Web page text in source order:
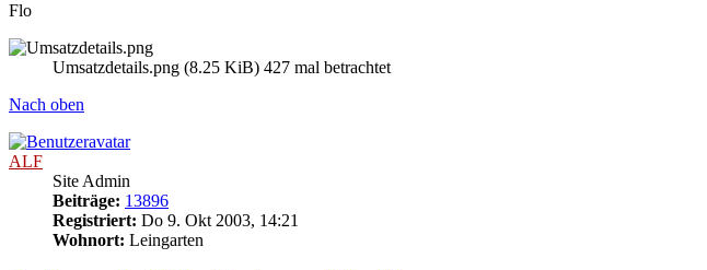
Flo
Umsatzdetails.png (8.25 KiB) 427 mal betrachtet
Nach oben
ALF
Site Admin
Beiträge: 13896
Registriert: Do 9. Okt 2003, 14:21
Wohnort: Leingarten